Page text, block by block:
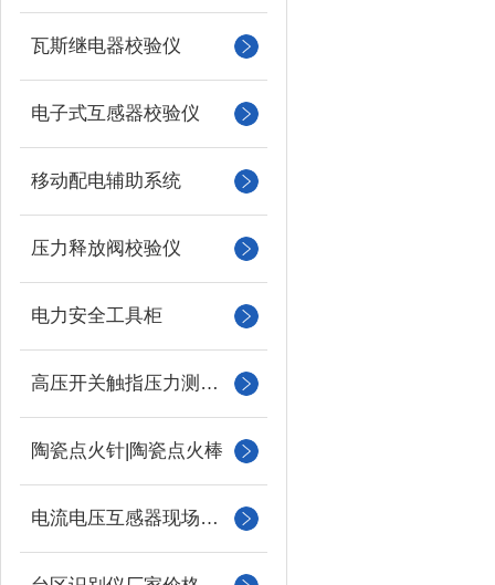
瓦斯继电器校验仪
电子式互感器校验仪
移动配电辅助系统
压力释放阀校验仪
电力安全工具柜
高压开关触指压力测试仪
陶瓷点火针|陶瓷点火棒
电流电压互感器现场校验仪